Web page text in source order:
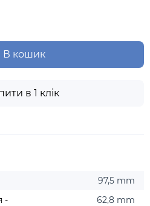
В кошик
в 1 клік
97,5 mm
-
62,8 mm